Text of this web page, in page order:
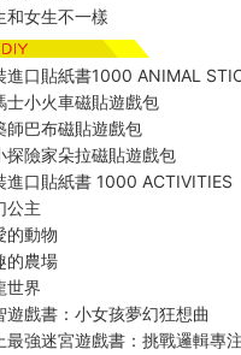
和女生不一樣
進口貼紙書1000 ANIMAL
士小火車磁貼遊戲包
師巴布磁貼遊戲包
探險家朵拉磁貼遊戲包
進口貼紙書 1000 ACTIVITIES
公主
的動物
的農場
世界
遊戲書：小女孩夢幻狂想曲
最強迷宮遊戲書：挑戰邏輯專